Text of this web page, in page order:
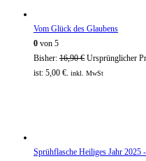
Vom Glück des Glaubens
0 von 5
Bisher: 16,90€ Ursprünglicher
ist: 5,00 €. inkl. MwSt
Sprühflasche Heiliges Jahr